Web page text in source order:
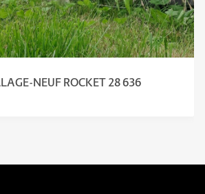
NEUF ROCKET 28 636